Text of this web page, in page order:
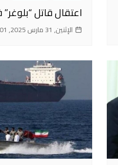
اعتقال قاتل
الإثنين, 31 مارس 2025, 21:01